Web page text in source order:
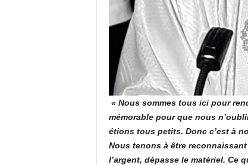
« Nous sommes tous ici pour
mémorable pour que nous
étions tous petits. Donc c’est à
Nous tenons à être
l’argent, dépasse le matériel. Ce